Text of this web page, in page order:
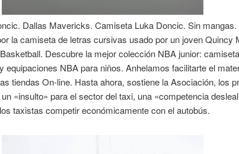
Dallas Mavericks. Camiseta Luka Doncic. Sin mangas.
la camiseta de letras cursivas usado por un joven Quincy
Descubre la mejor colección NBA junior:
equipaciones NBA para niños. Anhelamos facilitarte el
tiendas On-line. Hasta ahora, sostiene la Asociación, los
«insulto» para el sector del taxi, una «competencia
taxistas competir económicamente con el autobús.